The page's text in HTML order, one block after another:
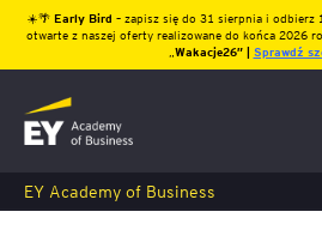
☀️🌴 Early Bird – zapisz się do 31 sierpnia i odbierz
otwarte z naszej oferty realizowane do końca 2026
Wakacje26″ | Sprawdź
EY Academy of Business